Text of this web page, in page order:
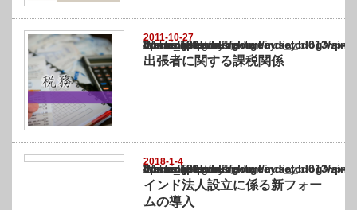
2011-10-27
Warning
: Undefined array key "show_category" in
/home/netst/kuno-cpa.co.jp/public_html/india_blog/wp-content/themes/
on line183
出張者に関する課税関係
2018-1-4
Warning
: Undefined array key "show_category" in
/home/netst/kuno-cpa.co.jp/public_html/india_blog/wp-content/themes/
on line183
インド法人設立に係る新フォー
ムの導入